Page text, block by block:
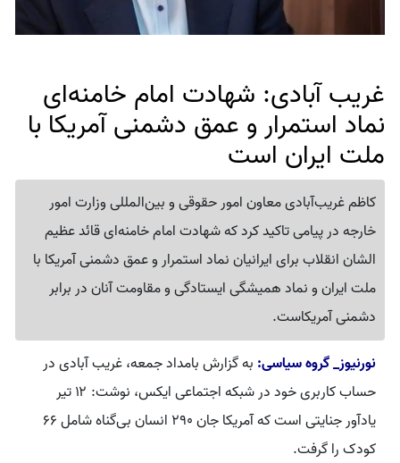
غریب آبادی: شهادت امام خامنه‌ای
نماد استمرار و عمق دشمنی آمریکا با
ملت ایران است
کاظم غریب‌آبادی معاون امور حقوقی و بین‌المللی وزارت امور
خارجه در پیامی تاکید کرد که شهادت امام خامنه‌ای قائد عظیم
الشان انقلاب برای ایرانیان نماد استمرار و عمق دشمنی آمریکا با
ملت ایران و نماد همیشگی ایستادگی و مقاومت آنان در برابر
دشمنی آمریکاست.
نورنیوز_ گروه سیاسی: به گزارش بامداد جمعه، غریب آبادی در
حساب کاربری خود در شبکه اجتماعی ایکس، نوشت: ۱۲ تیر
یادآور جنایتی است که آمریکا جان ۲۹۰ انسان بی‌گناه شامل ۶۶
کودک را گرفت.